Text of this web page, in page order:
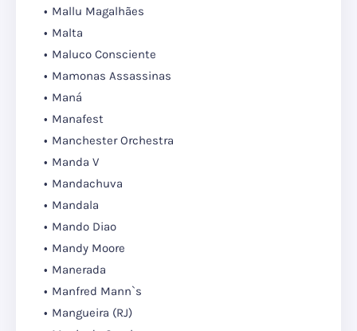
Mallu Magalhães
Malta
Maluco Consciente
Mamonas Assassinas
Maná
Manafest
Manchester Orchestra
Manda V
Mandachuva
Mandala
Mando Diao
Mandy Moore
Manerada
Manfred Mann`s
Mangueira (RJ)